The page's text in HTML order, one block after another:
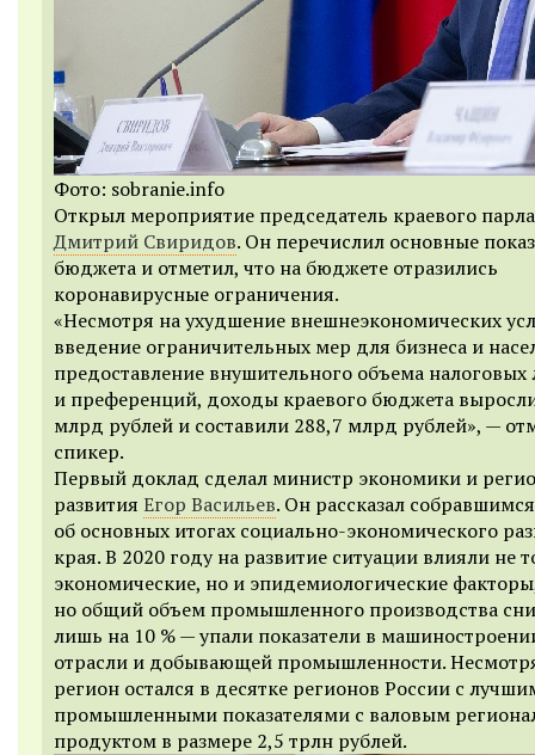
Фото: sobranie.info
Открыл мероприятие председатель краевого
Дмитрий Свиридов. Он перечислил основные
бюджета и отметил, что на бюджете отразились
коронавирусные ограничения.
«Несмотря на ухудшение внешнеэкономических
введение ограничительных мер для бизнеса и
предоставление внушительного объема налоговых
и преференций, доходы краевого бюджета
млрд рублей и составили 288,7 млрд рублей», —
спикер.
Первый доклад сделал министр экономики и
развития Егор Васильев. Он рассказал собравшимся
об основных итогах социально-экономического
края. В 2020 году на развитие ситуации влияли не
экономические, но и эпидемиологические
но общий объем промышленного производства
лишь на 10 % — упали показатели в
отрасли и добывающей промышленности.
регион остался в десятке регионов России с
промышленными показателями с валовым
продуктом в размере 2,5 трлн рублей.